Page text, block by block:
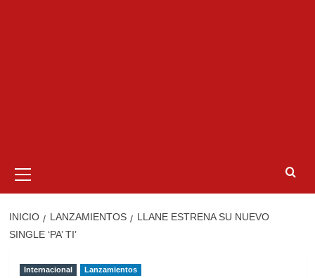
primario
INICIO LANZAMIENTOS
LLANE ESTRENA SU NUEVO
SINGLE ‘PA’ TI’
Internacional Lanzamientos